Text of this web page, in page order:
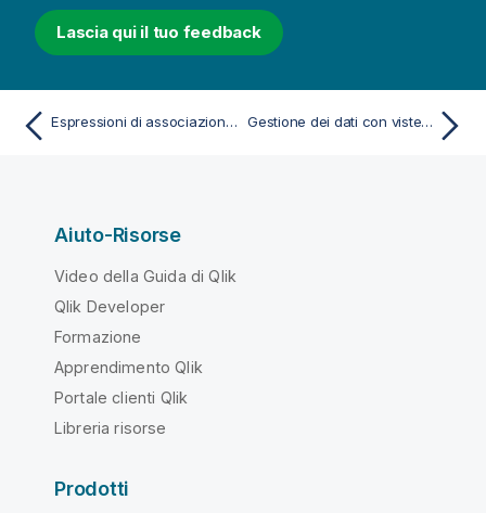
Lascia qui il tuo feedback
Espressioni di associazione in app modello On-demand Gestione dei dati con viste dinamiche
Aiuto-Risorse
Video della Guida di Qlik
Qlik Developer
Formazione
Apprendimento Qlik
Portale clienti Qlik
Libreria risorse
Prodotti